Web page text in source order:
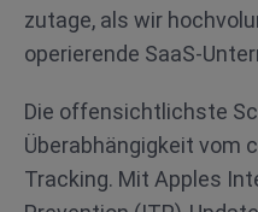
zutage, als wir
operierende SaaS-
Die offensichtlichste
Überabhängigkeit vom
Tracking. Mit Apples